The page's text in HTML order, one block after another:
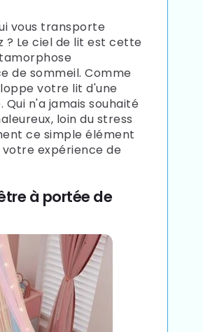
vous transporte
? Le ciel de lit est cette
de sommeil. Comme
votre lit d'une
n'a jamais souhaité
loin du stress
ce simple élément
expérience de
à portée de